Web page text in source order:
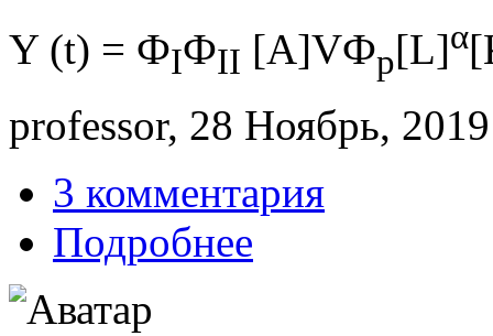
Y (t) = ФIФII [A]VФp[L]α
professor, 28 Ноябрь,
3 комментария
Подробнее